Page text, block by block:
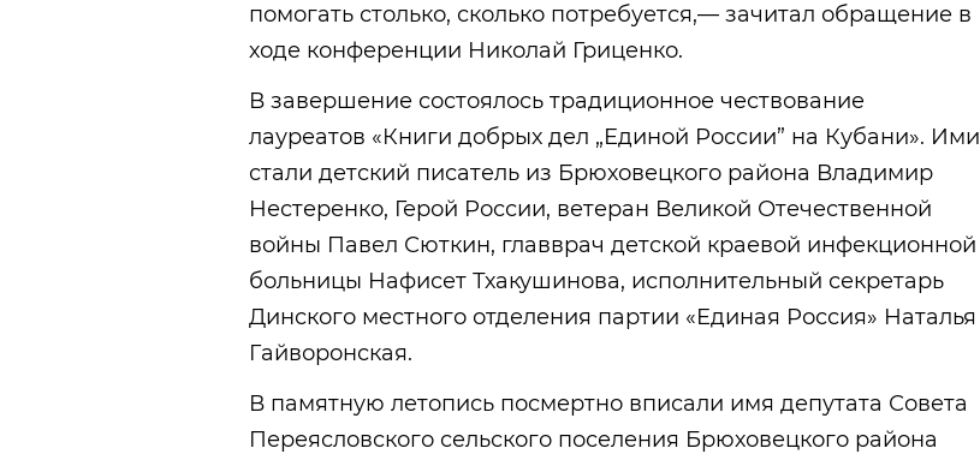
помогать столько, сколько потребуется,— зачитал обращение в
ходе конференции Николай Гриценко.
В завершение состоялось традиционное чествование
лауреатов «Книги добрых дел „Единой России” на Кубани». Ими
стали детский писатель из Брюховецкого района Владимир
Нестеренко, Герой России, ветеран Великой Отечественной
войны Павел Сюткин, главврач детской краевой инфекционной
больницы Нафисет Тхакушинова, исполнительный секретарь
Динского местного отделения партии «Единая Россия» Наталья
Гайворонская.
В памятную летопись посмертно вписали имя депутата Совета
Переясловского сельского поселения Брюховецкого района